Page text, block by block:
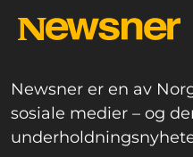
Newsner er en av
sosiale medier – og